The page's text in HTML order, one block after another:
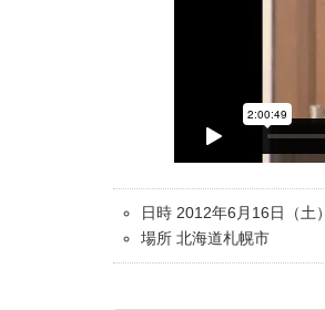
日時 2012年6月16日（土）
場所 北海道札幌市